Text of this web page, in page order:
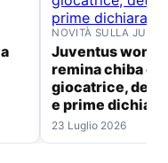
NOVITÀ SULLA
Juventus women ufficiale:
remina chiba è
giocatrice,
e prime
23 Luglio 2026